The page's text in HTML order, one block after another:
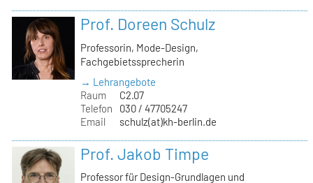
Prof. Doreen Schulz
Professorin, Mode-Design,
Fachgebietssprecherin
→ Lehrangebote
Raum
C2.07
Telefon
030 / 47705247
Email
schulz(at)kh-berlin.de
Prof. Jakob Timpe
Professor für Design-Grundlagen und